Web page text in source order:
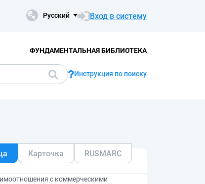
Русский Вход в систему
ФУНДАМЕНТАЛЬНАЯ БИБЛИОТЕКА
Инструкция по поиску
Карточка RUSMARC
с коммерческими